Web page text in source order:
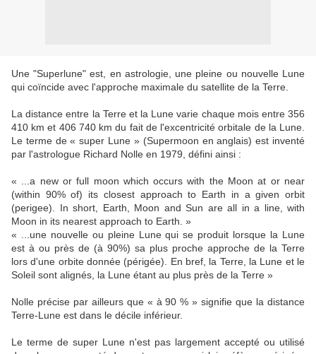
Une "Superlune" est, en astrologie, une pleine ou nouvelle Lune
qui coïncide avec l'approche maximale du satellite de la Terre.
La distance entre la Terre et la Lune varie chaque mois entre 356
410 km et 406 740 km du fait de l'excentricité orbitale de la Lune.
Le terme de « super Lune » (Supermoon en anglais) est inventé
par l'astrologue Richard Nolle en 1979, défini ainsi :
« ...a new or full moon which occurs with the Moon at or near
(within 90% of) its closest approach to Earth in a given orbit
(perigee). In short, Earth, Moon and Sun are all in a line, with
Moon in its nearest approach to Earth. »
« ...une nouvelle ou pleine Lune qui se produit lorsque la Lune
est à ou près de (à 90%) sa plus proche approche de la Terre
lors d'une orbite donnée (périgée). En bref, la Terre, la Lune et le
Soleil sont alignés, la Lune étant au plus près de la Terre »
Nolle précise par ailleurs que « à 90 % » signifie que la distance
Terre-Lune est dans le décile inférieur.
Le terme de super Lune n'est pas largement accepté ou utilisé